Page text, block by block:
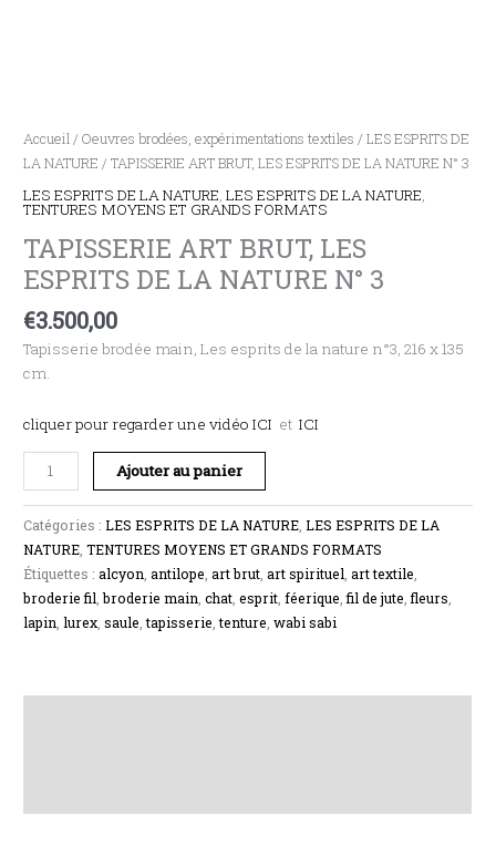
Accueil /Oeuvres brodées, expérimentations textiles /LES ESPRITS DE
LA NATURE / TAPISSERIE ART BRUT, LES ESPRITS DE LA NATURE N° 3
LES ESPRITS DE LA NATURE,LES ESPRITS DE LA NATURE,
TENTURES MOYENS ET GRANDS FORMATS
TAPISSERIE ART BRUT, LES
ESPRITS DE LA NATURE N° 3
€3.500,00
Tapisserie brodée main, Les esprits de la nature n°3, 216 x 135
cm.
cliquer pour regarder une vidéo ICI etICI
Ajouter au panier
Catégories :LES ESPRITS DE LA NATURE,LES ESPRITS DE LA
NATURE,TENTURES MOYENS ET GRANDS FORMATS
Étiquettes :alcyon,antilope,art brut,art spirituel,art textile,
broderie fil,broderie main,chat,esprit,féerique,fil de jute,fleurs,
lapin,lurex,saule,tapisserie,tenture,wabi sabi